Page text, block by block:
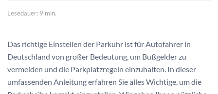
Lesedauer: 9 min.
Das richtige Einstellen der Parkuhr ist für Autofahrer in
Deutschland von großer Bedeutung, um Bußgelder zu
vermeiden und die Parkplatzregeln einzuhalten. In dieser
umfassenden Anleitung erfahren Sie alles Wichtige, um die